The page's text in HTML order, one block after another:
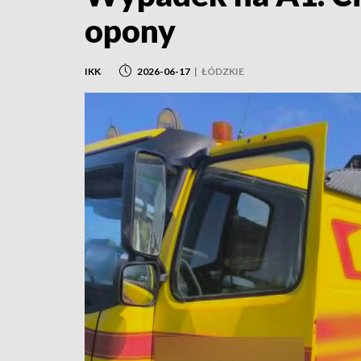
opony
IKK 2026-06-17 | ŁÓDZKIE